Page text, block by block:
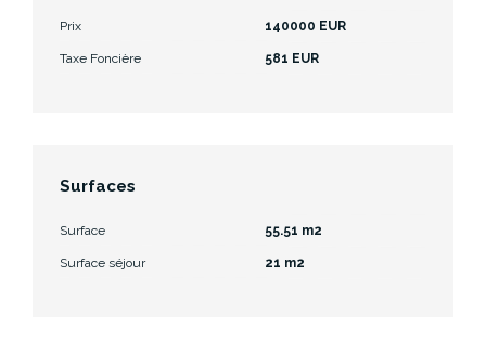
Prix 140000 EUR
Taxe Foncière 581 EUR
Surfaces
Surface 55.51 m2
Surface séjour 21 m2